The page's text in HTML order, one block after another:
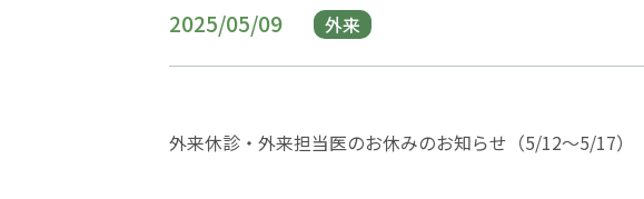
2025/05/09 外来
外来休診・外来担当医のお休みのお知らせ（5/12～5/17）